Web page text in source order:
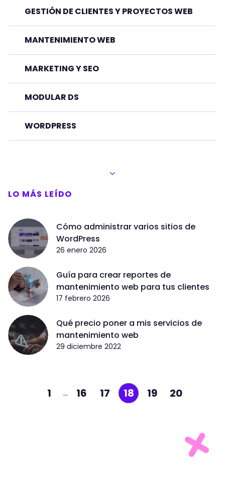
GESTIÓN DE CLIENTES Y PROYECTOS WEB
MANTENIMIENTO WEB
MARKETING Y SEO
MODULAR DS
WORDPRESS
LO MÁS LEÍDO
Cómo administrar varios sitios de
WordPress
26 enero 2026
Guía para crear reportes de
mantenimiento web para tus clientes
17 febrero 2026
Qué precio poner a mis servicios de
mantenimiento web
29 diciembre 2022
1 … 16 17 18 19 20